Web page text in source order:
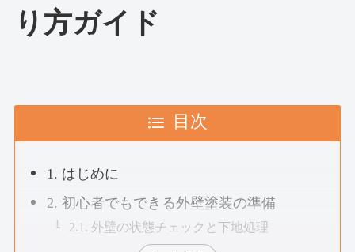
り方ガイド
目次
1. はじめに
2. 初心者でもできる外壁塗装の準備
2.1. 外壁の状態チェックと下地処理